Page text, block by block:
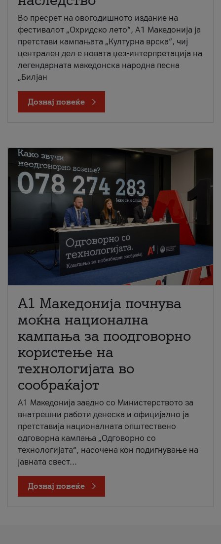
Во пресрет на овогодишното издание на
фестивалот „Охридско лето“, А1 Македонија ја
претстави кампањата „Културна врска“, чиј
централен дел е новата џез-интерпретација на
легендарната македонска народна песна
„Билјан
Дознај повеќе
A1 Македонија почнува
моќна национална
кампања за поодговорно
користење на
технологијата во
сообраќајот
A1 Македонија заедно со Министерството за
внатрешни работи денеска и официјално ја
претставија националната општествено
одговорна кампања „Одговорно со
технологијата“, насочена кон подигнување на
јавната свест...
Дознај повеќе